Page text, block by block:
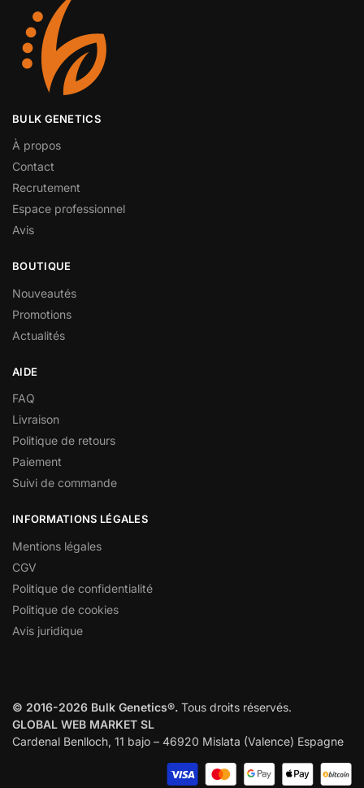
BULK GENETICS
À propos
Contact
Recrutement
Espace professionnel
Avis
BOUTIQUE
Nouveautés
Promotions
Actualités
AIDE
FAQ
Livraison
Politique de retours
Paiement
Suivi de commande
INFORMATIONS LÉGALES
Mentions légales
CGV
Politique de confidentialité
Politique de cookies
Avis juridique
© 2016-2026 Bulk Genetics®. Tous droits réservés.
GLOBAL WEB MARKET SL
Cardenal Benlloch, 11 bajo – 46920 Mislata (Valence) Espagne